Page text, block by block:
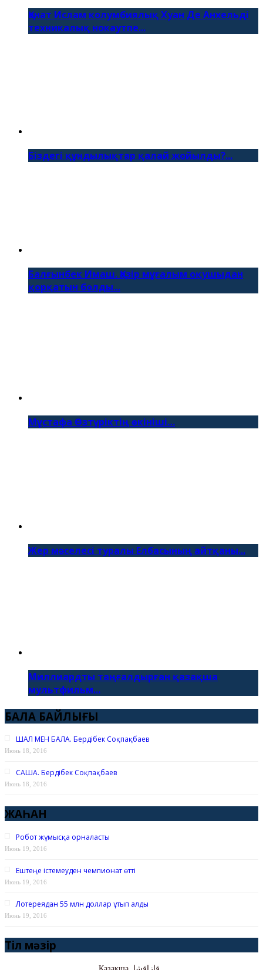
Қанат Ислам колумбиялық Хуан Де Анхельді
техникалық нокаутпе...
Біздегі құндылықтар қалай жойылды?...
Балғынбек Имаш. Қазір мұғалым оқушыдан
қорқатын болды...
Мұстафа Өзтүріктің өкініші…
Жер мәселесі туралы Елбасының айтқаны...
Миллиардты таңғалдырған қазақша
мультфильм...
БАЛА БАЙЛЫҒЫ
ШАЛ МЕН БАЛА. Бердібек Соқпақбаев
Июнь 18, 2016
САША. Бердібек Соқпақбаев
Июнь 18, 2016
ЖАҺАН
Робот жұмысқа орналасты
Июнь 19, 2016
Ештеңе істемеуден чемпионат өтті
Июнь 19, 2016
Лотереядан 55 млн доллар ұтып алды
Июнь 19, 2016
Тіл мәзір